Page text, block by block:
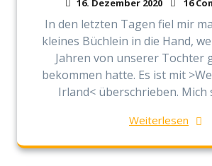
16. Dezember 2020 16
In den letzten Tagen fiel mir
kleines Büchlein in die Hand,
Jahren von unserer Tochter
bekommen hatte. Es ist mit
Irland< überschrieben. Mich
Weiterlesen